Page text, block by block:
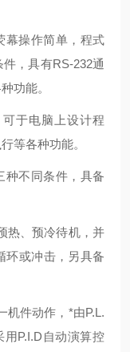
幕操作简单，程式
，具有RS-232通
功能。
于电脑上设计程
等各种功能。
种不同条件，具备
热、预冷待机，并
环或冲击，另具备
机件动作，*由P.L.
P.I.D自动演算控